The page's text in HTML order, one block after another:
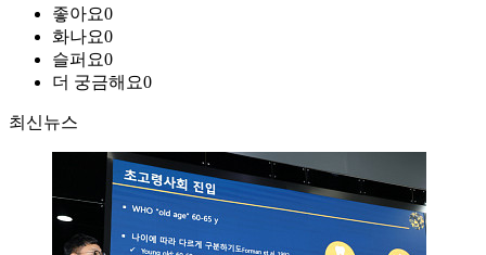
좋아요0
화나요0
슬퍼요0
더 궁금해요0
최신뉴스